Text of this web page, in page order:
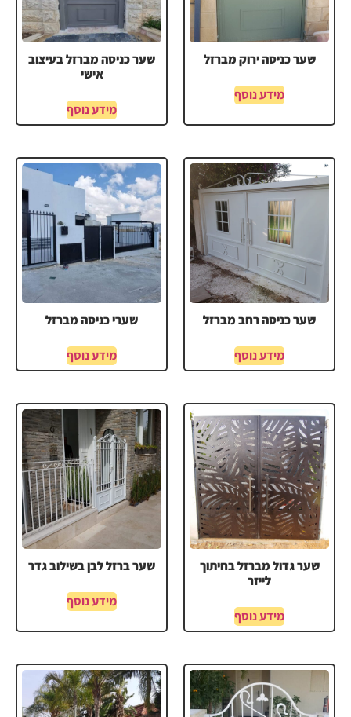
שער כניסה ירוק מברזל
מידע נוסף
שער כניסה מברזל בעיצוב
אישי
מידע נוסף
שער כניסה רחב מברזל
מידע נוסף
שערי כניסה מברזל
מידע נוסף
שער גדול מברזל בחיתוך
לייזר
מידע נוסף
שער ברזל לבן בשילוב גדר
מידע נוסף